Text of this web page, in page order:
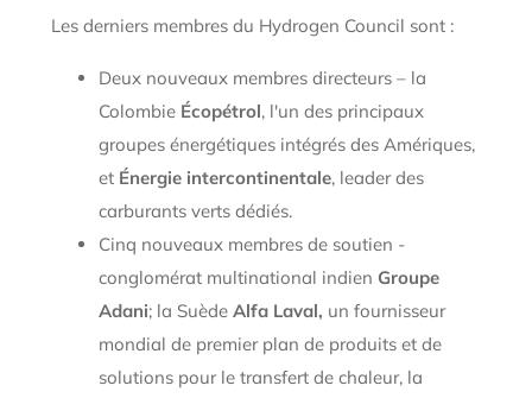
Les derniers membres du Hydrogen Council sont :
Deux nouveaux membres directeurs – la
Colombie Écopétrol, l'un des principaux
groupes énergétiques intégrés des Amériques,
et Énergie intercontinentale, leader des
carburants verts dédiés.
Cinq nouveaux membres de soutien -
conglomérat multinational indien Groupe
Adani; la Suède Alfa Laval, un fournisseur
mondial de premier plan de produits et de
solutions pour le transfert de chaleur, la